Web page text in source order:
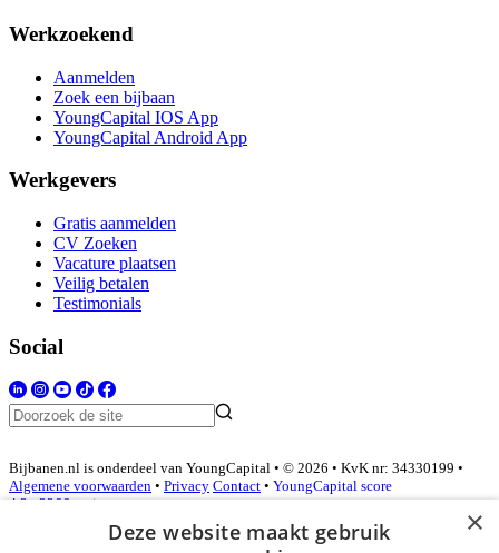
Werkzoekend
Aanmelden
Zoek een bijbaan
YoungCapital IOS App
YoungCapital Android App
Werkgevers
Gratis aanmelden
CV Zoeken
Vacature plaatsen
Veilig betalen
Testimonials
Social
Bijbanen.nl is onderdeel van YoungCapital • © 2026 • KvK nr: 34330199 •
Algemene voorwaarden • Privacy Contact • YoungCapital score
4.3 - 3366 reviews
×
Deze website maakt gebruik